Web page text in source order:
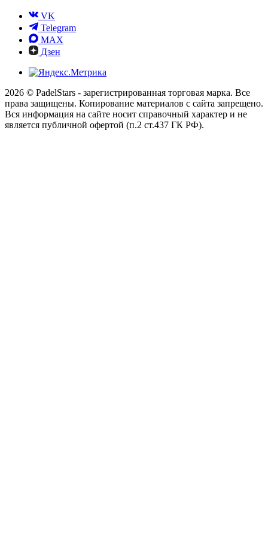
VK
Telegram
MAX
Дзен
2026 © PadelStars - зарегистрированная торговая марка. Все
права защищены. Копирование материалов с сайта запрещено.
Вся информация на сайте носит справочный характер и не
является публичной офертой (п.2 ст.437 ГК РФ).